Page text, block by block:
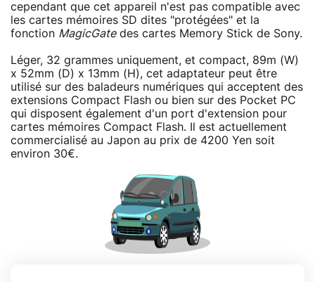
cependant que cet appareil n'est pas compatible avec
les cartes mémoires SD dites "protégées" et la
fonction MagicGatedes cartes Memory Stick de Sony.
Léger, 32 grammes uniquement, et compact, 89m (W)
x 52mm (D) x 13mm (H), cet adaptateur peut être
utilisé sur des baladeurs numériques qui acceptent des
extensions Compact Flash ou bien sur des Pocket PC
qui disposent également d'un port d'extension pour
cartes mémoires Compact Flash. Il est actuellement
commercialisé au Japon au prix de 4200 Yen soit
environ 30€.